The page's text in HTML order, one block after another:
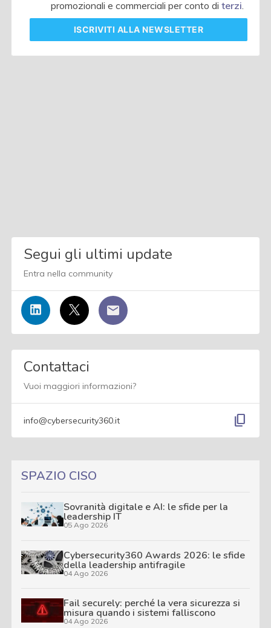
promozionali e commerciali per conto diterzi.
ISCRIVITI ALLA NEWSLETTER
Segui gli ultimi update
Entra nella community
Contattaci
Vuoi maggiori informazioni?
info@cybersecurity360.it content_copy
SPAZIO CISO
Sovranità digitale e AI: le sfide per la
leadership IT
05 Ago 2026
Cybersecurity360 Awards 2026: le sfide
della leadership antifragile
04 Ago 2026
Fail securely: perché la vera sicurezza si
misura quando i sistemi falliscono
04 Ago 2026